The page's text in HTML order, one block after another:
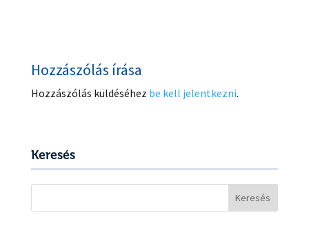
Hozzászólás írása
Hozzászólás küldéséhez be kell jelentkezni.
Keresés